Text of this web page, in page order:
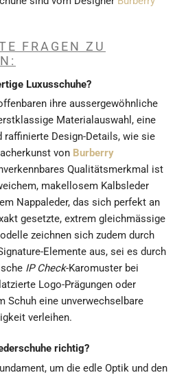
FRAGEN ZU
:
Luxusschuhe?
ihre aussergewöhnliche
Materialauswahl, eine
raffinierte Design-Details, wie sie
von Burberry
Qualitätsmerkmal ist
makellosem Kalbsleder
Nappaleder, das sich perfekt an
gesetzte, extrem gleichmässige
zeichnen sich zudem durch
Elemente aus, sei es durch
IP Check-Karomuster bei
Logo-Prägungen oder
Schuh eine unverwechselbare
verleihen.
richtig?
um die edle Optik und den